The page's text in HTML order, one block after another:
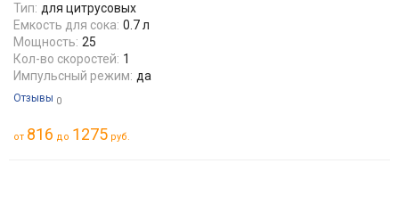
Тип: для цитрусовых
Емкость для сока: 0.7 л
Мощность: 25
Кол-во скоростей: 1
Импульсный режим: да
Отзывы 0
от 816 до 1275 руб.